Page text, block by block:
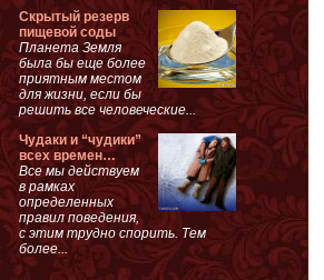
Скрытый резерв
пищевой соды
Планета Земля
была бы еще более
приятным местом
для жизни, если бы
решить все человеческие...
Чудаки и “чудики”
всех времен…
Все мы действуем
в рамках
определенных
правил поведения,
с этим трудно спорить. Тем
более...